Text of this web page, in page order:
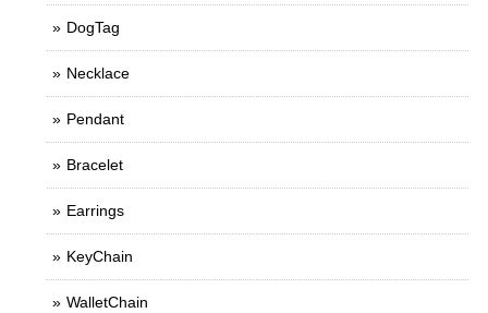
DogTag
Necklace
Pendant
Bracelet
Earrings
KeyChain
WalletChain